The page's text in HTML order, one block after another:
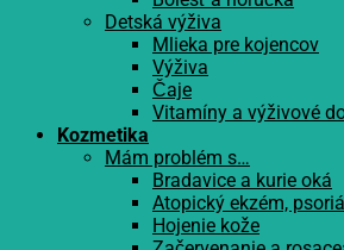
Detská výživa
Mlieka pre kojencov
Výživa
Čaje
Vitamíny a výživové
Kozmetika
Mám problém s…
Bradavice a kurie oká
Atopický ekzém,
Hojenie kože